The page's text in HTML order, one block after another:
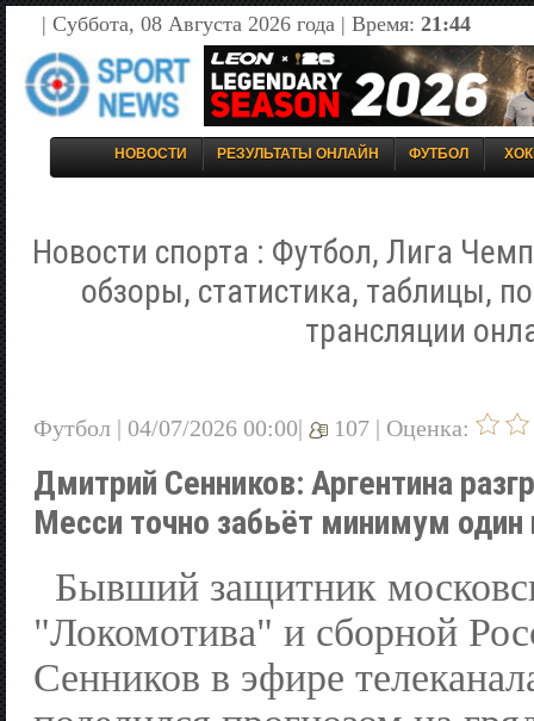
| Суббота, 08 Августа 2026 года | Время: 21:44
НОВОСТИ РЕЗУЛЬТАТЫ ОНЛАЙН ФУТБОЛ
Новости спорта : Футбол, Лига
обзоры, статистика, таблицы,
трансляции
Футбол | 04/07/2026 00:00| 107 | Оценка:
Дмитрий Сенников: Аргентина
Месси точно забьёт минимум один
Бывший защитник
"Локомотива" и сборной
Сенников в эфире